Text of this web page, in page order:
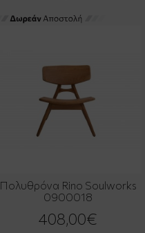
Πολυθρόνα Rino Soulworks
0900018
408,00€